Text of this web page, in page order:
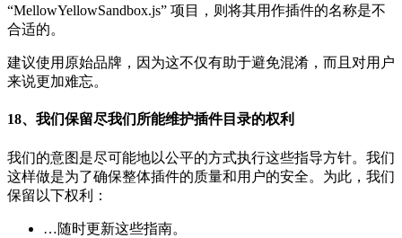
“MellowYellowSandbox.js” 项目，则将其用作插件的名称是不
合适的。
建议使用原始品牌，因为这不仅有助于避免混淆，而且对用户
来说更加难忘。
18、我们保留尽我们所能维护插件目录的权利
我们的意图是尽可能地以公平的方式执行这些指导方针。我们
这样做是为了确保整体插件的质量和用户的安全。为此，我们
保留以下权利：
…随时更新这些指南。